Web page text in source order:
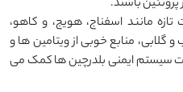
مانند اسفناج، هویج، و کاهو،
منابع خوبی از ویتامین ‌ها و
سیستم ایمنی بلدرچین ‌ها کمک می